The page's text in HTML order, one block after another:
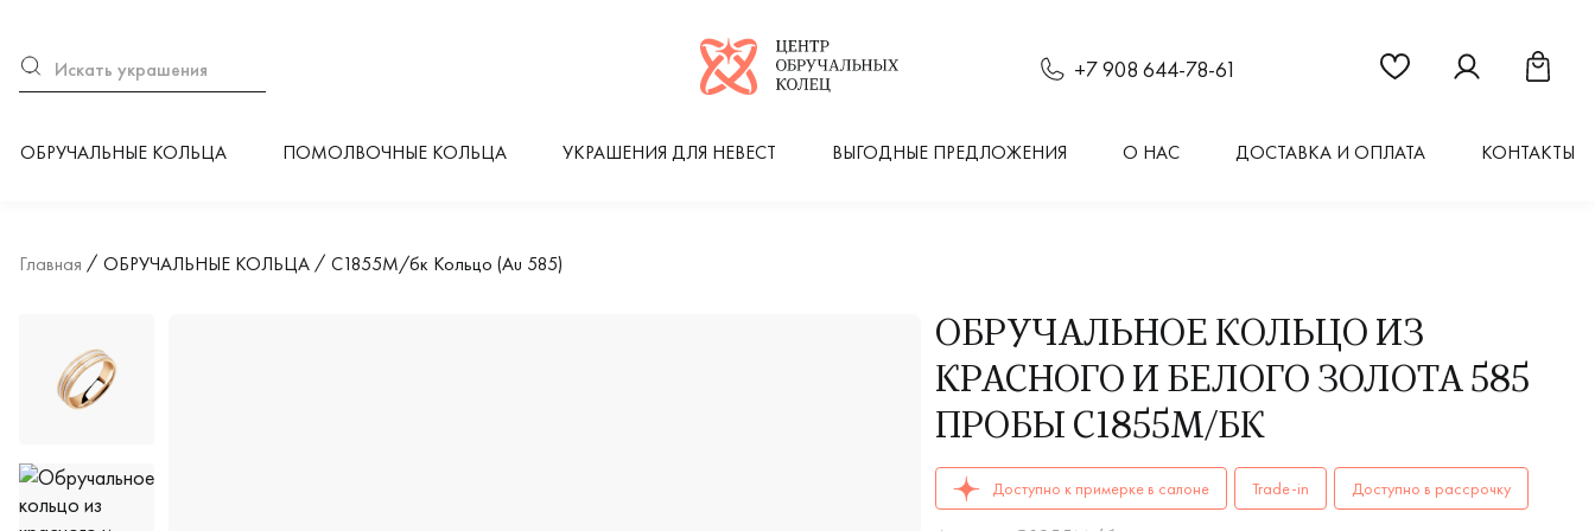
Логотип компании
+7 908 644-78-61 Ссылка на страницу
Ссылка наСсылка
ОБРУЧАЛЬНЫЕ КОЛЬЦА ПОМОЛВОЧНЫЕ КОЛЬЦА УКРАШЕНИЯ ДЛЯ НЕВЕСТ ВЫГОДНЫЕ ПРЕДЛОЖЕНИЯ О НАС ДОСТАВКА И ОПЛАТА КОНТАКТЫ
Главная ОБРУЧАЛЬНЫЕ КОЛЬЦА С1855М/бк Кольцо (Au 585)
ОБРУЧАЛЬНОЕ КОЛЬЦО ИЗ
КРАСНОГО И БЕЛОГО ЗОЛОТА 585
ПРОБЫ С1855М/БК
ОБРУЧАЛЬНЫЕ КОЛЬЦА женские, мужские, парные С1855М/бк AU 585
Доступно к примерке в салоне Trade-in Доступно в рассрочку